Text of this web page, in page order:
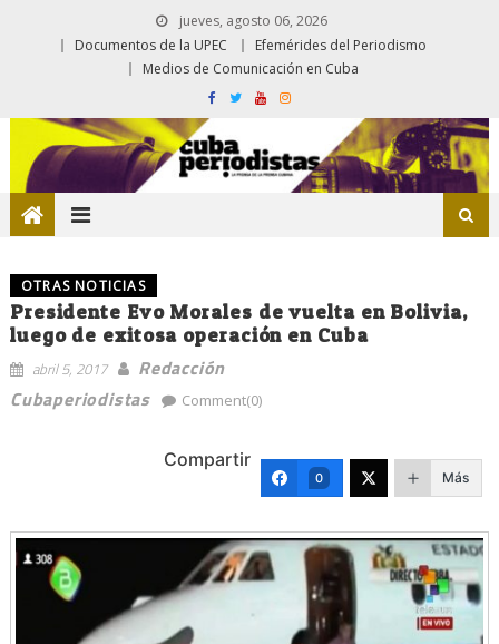
jueves, agosto 06, 2026
Documentos de la UPEC
Efemérides del Periodismo
Medios de Comunicación en Cuba
OTRAS NOTICIAS
Presidente Evo Morales de vuelta en Bolivia,
luego de exitosa operación en Cuba
abril 5, 2017
Redacción
Cubaperiodistas
Comment(0)
Compartir
0 Más